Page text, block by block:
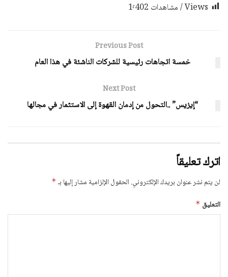
Views / مشاهدات
1٬402
Previous Post
خمسة اتجاهات رئيسية للشركات الناشئة في هذا العام
Next Post
“إيزيس” ..التحول من إدمان القهوة إلى الاستثمار في مجالها
اترك تعليقاً
لن يتم نشر عنوان بريدك الإلكتروني. الحقول الإلزامية مشار إليها بـ*
التعليق *